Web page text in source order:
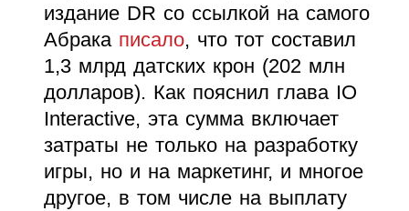
издание DR со ссылкой на самого
Абрака писало, что тот составил
1,3 млрд датских крон (202 млн
долларов). Как пояснил глава IO
Interactive, эта сумма включает
затраты не только на разработку
игры, но и на маркетинг, и многое
другое, в том числе на выплату